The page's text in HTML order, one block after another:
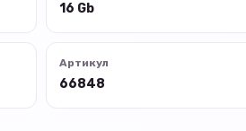
16 Gb
Артикул
66848